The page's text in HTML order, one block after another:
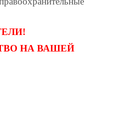
НА ВАШЕЙ